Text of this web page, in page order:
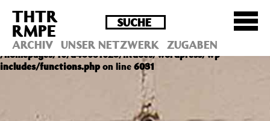
Deprecated : Die Funktion post_permalink ist seit
Version 4.4.0 veraltet! Verwende stattdessen
get_permalink(). in
/homepages/10/d43051023/htdocs/wordpress/wp-
includes/functions.php on line 6031
THTR
RMPE
ARCHIV UNSER NETZWERK ZUGABEN